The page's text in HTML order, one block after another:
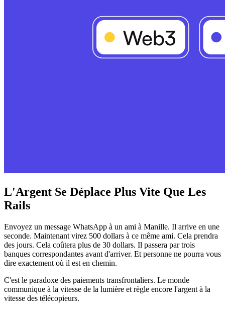
L'Argent Se Déplace Plus Vite Que Les
Rails
Envoyez un message WhatsApp à un ami à Manille. Il arrive en une
seconde. Maintenant virez 500 dollars à ce même ami. Cela prendra
des jours. Cela coûtera plus de 30 dollars. Il passera par trois
banques correspondantes avant d'arriver. Et personne ne pourra vous
dire exactement où il est en chemin.
C'est le paradoxe des paiements transfrontaliers. Le monde
communique à la vitesse de la lumière et règle encore l'argent à la
vitesse des télécopieurs.